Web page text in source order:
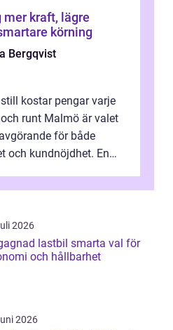
körning
Bergqvist
kostar pengar varje
runt Malmö är valet
för både
och kundnöjdhet. En
2026
lastbil smarta val för
och hållbarhet
2026